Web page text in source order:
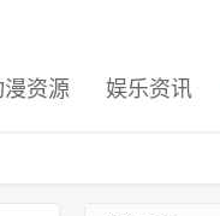
漫资源 娱乐资讯